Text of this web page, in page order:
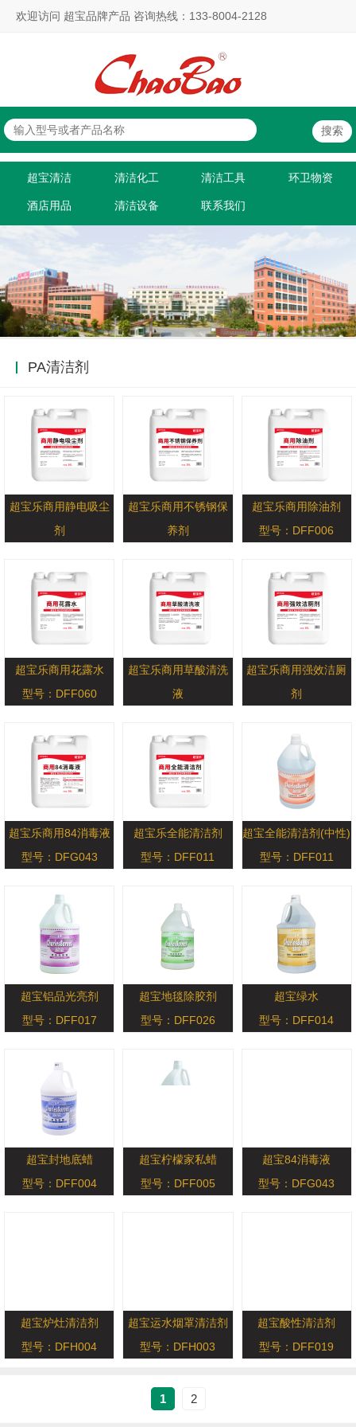
欢迎访问 超宝品牌产品 咨询热线：133-8004-2128
超宝清洁 清洁化工 清洁工具 环卫物资
酒店用品 清洁设备 联系我们
PA清洁剂
超宝乐商用静电吸尘
剂
超宝乐商用不锈钢保
养剂
超宝乐商用除油剂
型号：DFF006
超宝乐商用花露水
型号：DFF060
超宝乐商用草酸清洗
液
超宝乐商用强效洁厕
剂
超宝乐商用84消毒液
型号：DFG043
超宝乐全能清洁剂
型号：DFF011
超宝全能清洁剂(中性)
型号：DFF011
超宝铝品光亮剂
型号：DFF017
超宝地毯除胶剂
型号：DFF026
超宝绿水
型号：DFF014
超宝封地底蜡
型号：DFF004
超宝柠檬家私蜡
型号：DFF005
超宝84消毒液
型号：DFG043
超宝炉灶清洁剂
型号：DFH004
超宝运水烟罩清洁剂
型号：DFH003
超宝酸性清洁剂
型号：DFF019
1 2